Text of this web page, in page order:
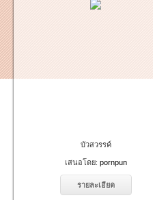
บัวสวรรค์
เสนอโดย: pornpun
รายละเอียด